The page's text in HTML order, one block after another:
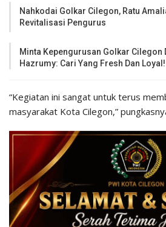
Nahkodai Golkar Cilegon, Ratu
Revitalisasi Pengurus
Minta Kepengurusan Golkar Cilegon
Hazrumy: Cari Yang Fresh Dan Loyal!
“Kegiatan ini sangat untuk terus
masyarakat Kota Cilegon,”